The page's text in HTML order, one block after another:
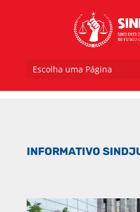
Escolha uma Página
INFORMATIVO